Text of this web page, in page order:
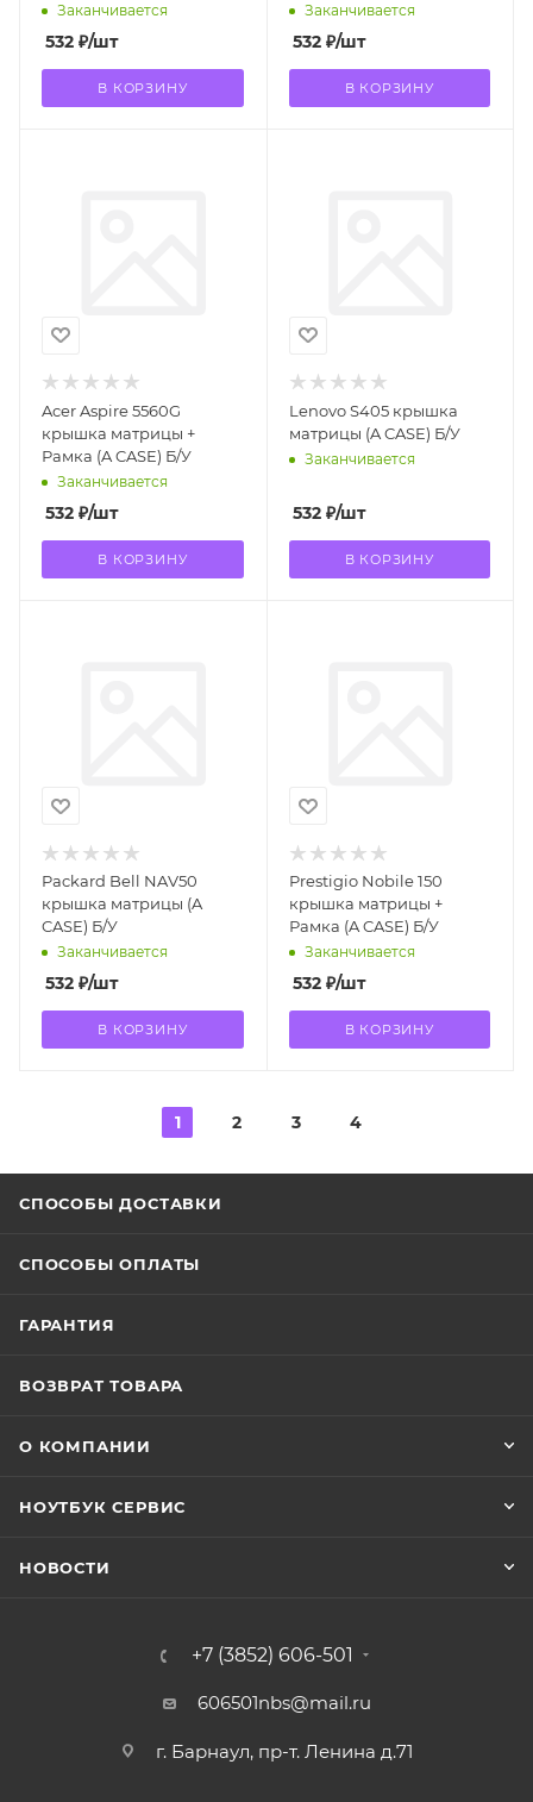
Заканчивается
532 ₽/шт
В КОРЗИНУ
Заканчивается
532₽/шт
В КОРЗИНУ
Acer Aspire 5560G
крышка матрицы +
Рамка (A CASE) Б/У
Заканчивается
532 ₽/шт
В КОРЗИНУ
Lenovo S405 крышка
матрицы (A CASE) Б/У
Заканчивается
532₽/шт
В КОРЗИНУ
Packard Bell NAV50
крышка матрицы (A
CASE) Б/У
Заканчивается
532 ₽/шт
В КОРЗИНУ
Prestigio Nobile 150
крышка матрицы +
Рамка (A CASE) Б/У
Заканчивается
532₽/шт
В КОРЗИНУ
1 2 3 4
СПОСОБЫ ДОСТАВКИ
СПОСОБЫ ОПЛАТЫ
ГАРАНТИЯ
ВОЗВРАТ ТОВАРА
О КОМПАНИИ
НОУТБУК СЕРВИС
НОВОСТИ
+7 (3852) 606-501
606501nbs@mail.ru
г. Барнаул, пр-т. Ленина д.71